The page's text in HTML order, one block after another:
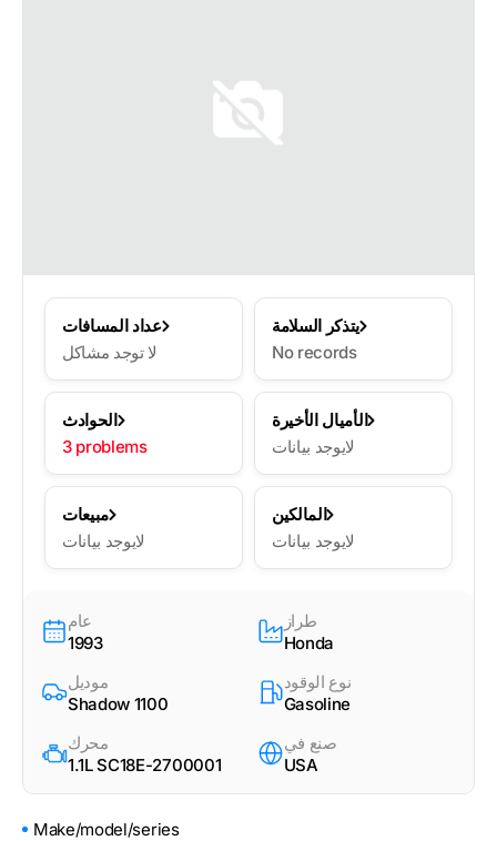
عداد المسافات
لا توجد مشاكل
يتذكر السلامة
No records
الحوادث
3 problems
الأميال الأخيرة
لايوجد بيانات
مبيعات
لايوجد بيانات
المالكين
لايوجد بيانات
عام
1993
طراز
Honda
موديل
Shadow 1100
نوع الوقود
Gasoline
محرك
1.1L SC18E-2700001
صنع في
USA
Make/model/series